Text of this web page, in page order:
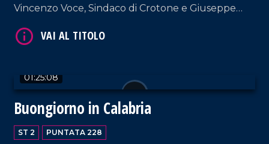
Vincenzo Voce, Sindaco di Crotone e Giuseppe
Show Dance Academy.
01:25:08
Buongiorno in Calabria
ST 2 PUNTATA 228